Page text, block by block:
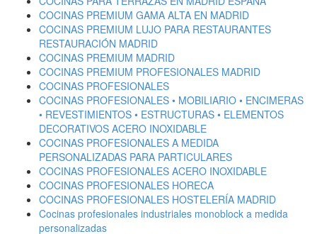
COCINAS PREMIUM GAMA ALTA EN MADRID
COCINAS PREMIUM LUJO PARA RESTAURANTES
RESTAURACIÓN MADRID
COCINAS PREMIUM MADRID
COCINAS PREMIUM PROFESIONALES MADRID
COCINAS PROFESIONALES
COCINAS PROFESIONALES • MOBILIARIO • ENCIMERAS
• REVESTIMIENTOS • ESTRUCTURAS • ELEMENTOS
DECORATIVOS ACERO INOXIDABLE
COCINAS PROFESIONALES A MEDIDA
PERSONALIZADAS PARA PARTICULARES
COCINAS PROFESIONALES ACERO INOXIDABLE
COCINAS PROFESIONALES HORECA
COCINAS PROFESIONALES HOSTELERÍA MADRID
Cocinas profesionales industriales monoblock a medida
personalizadas